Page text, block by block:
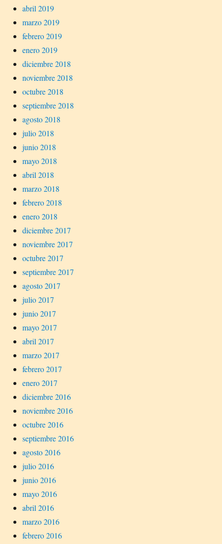
abril 2019
marzo 2019
febrero 2019
enero 2019
diciembre 2018
noviembre 2018
octubre 2018
septiembre 2018
agosto 2018
julio 2018
junio 2018
mayo 2018
abril 2018
marzo 2018
febrero 2018
enero 2018
diciembre 2017
noviembre 2017
octubre 2017
septiembre 2017
agosto 2017
julio 2017
junio 2017
mayo 2017
abril 2017
marzo 2017
febrero 2017
enero 2017
diciembre 2016
noviembre 2016
octubre 2016
septiembre 2016
agosto 2016
julio 2016
junio 2016
mayo 2016
abril 2016
marzo 2016
febrero 2016